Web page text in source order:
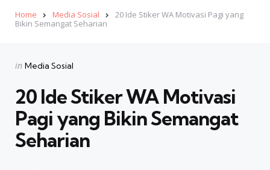
Home Media Sosial
20 Ide Stiker WA Motivasi Pagi yang
Bikin Semangat Seharian
Categories
Posted
in Media Sosial
20 Ide Stiker WA Motivasi
Pagi yang Bikin Semangat
Seharian